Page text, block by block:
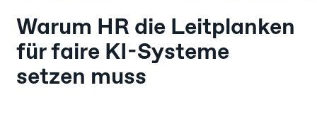
Warum HR die Leitplanken
für faire KI-Systeme
setzen muss